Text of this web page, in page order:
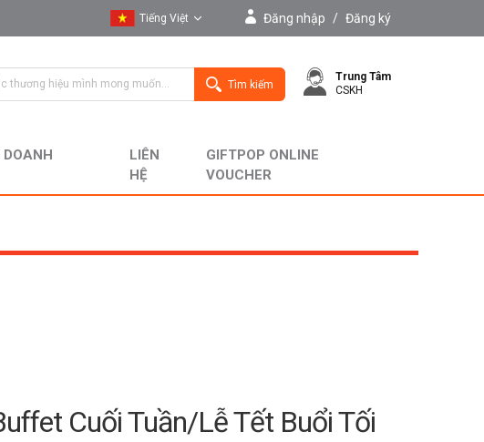
Tiếng Việt
English
Đăng nhập / Đăng ký
Tìm kiếm
Trung Tâm
CSKH
LIÊN
HỆ
GIFTPOP ONLINE
VOUCHER
Cuối Tuần/Lễ Tết Buổi Tối